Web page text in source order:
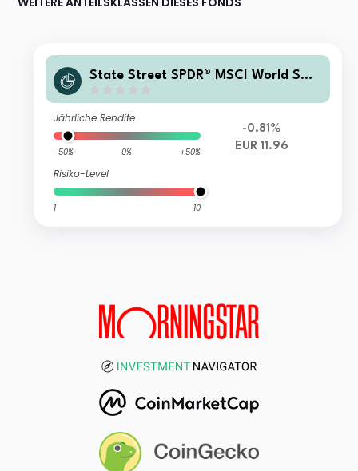
State Street SPDR® MSCI World Sma
t)
Jährliche Rendite
-50% 0% +50%
Risiko-Level
1 10
-0.81%
EUR 11.96